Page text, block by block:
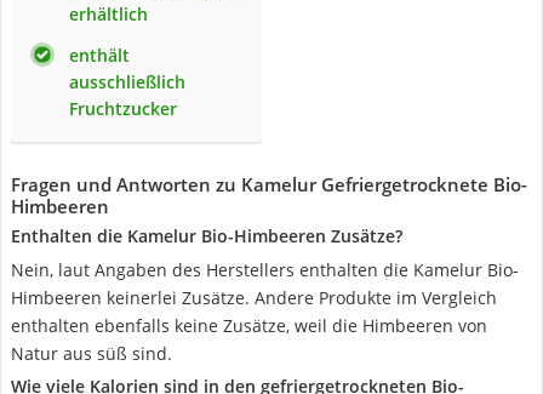
erhältlich
enthält
ausschließlich
Fruchtzucker
Fragen und Antworten zu Kamelur Gefriergetrocknete Bio-
Himbeeren
Enthalten die Kamelur Bio-Himbeeren Zusätze?
Nein, laut Angaben des Herstellers enthalten die Kamelur Bio-
Himbeeren keinerlei Zusätze. Andere Produkte im Vergleich
enthalten ebenfalls keine Zusätze, weil die Himbeeren von
Natur aus süß sind.
Wie viele Kalorien sind in den gefriergetrockneten Bio-